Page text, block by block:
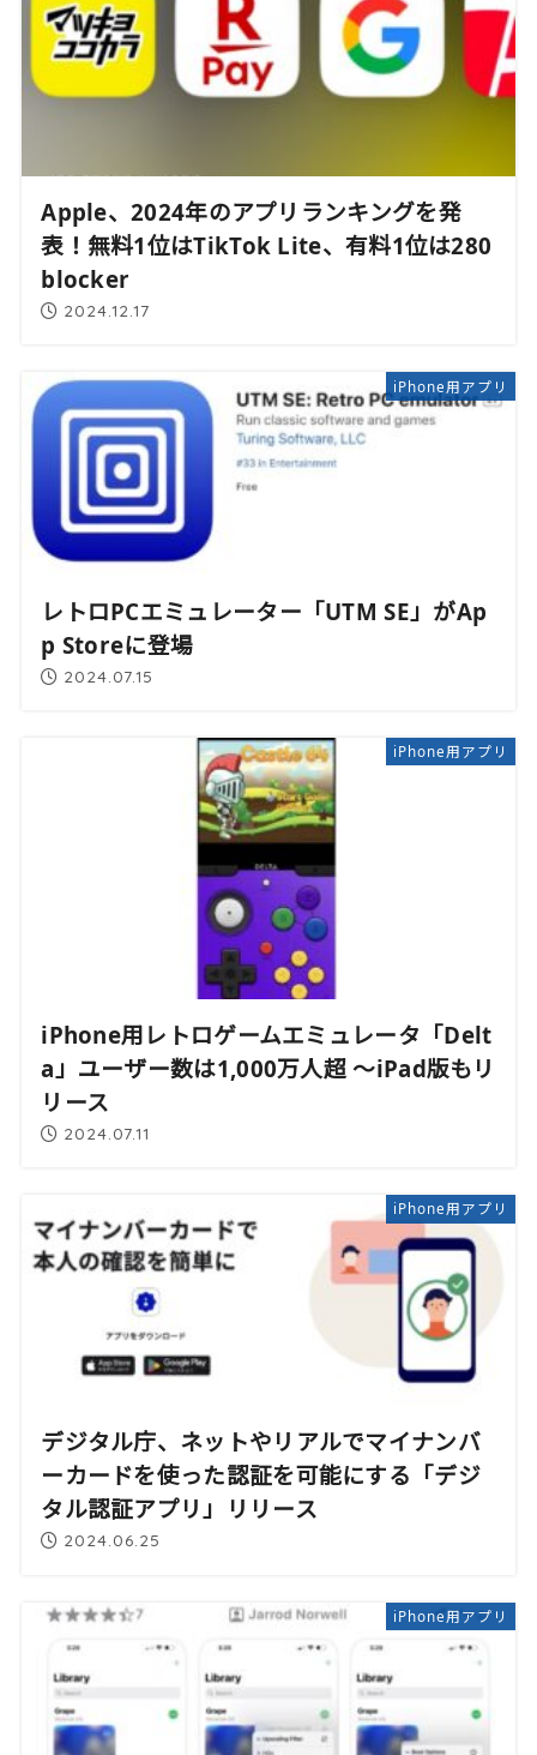
Apple、2024年のアプリランキングを発
表！無料1位はTikTok Lite、有料1位は280
blocker
2024.12.17
iPhone用アプリ
レトロPCエミュレーター「UTM SE」がAp
p Storeに登場
2024.07.15
iPhone用アプリ
iPhone用レトロゲームエミュレータ「Delt
a」ユーザー数は1,000万人超 〜iPad版もリ
リース
2024.07.11
iPhone用アプリ
デジタル庁、ネットやリアルでマイナンバ
ーカードを使った認証を可能にする「デジ
タル認証アプリ」リリース
2024.06.25
iPhone用アプリ